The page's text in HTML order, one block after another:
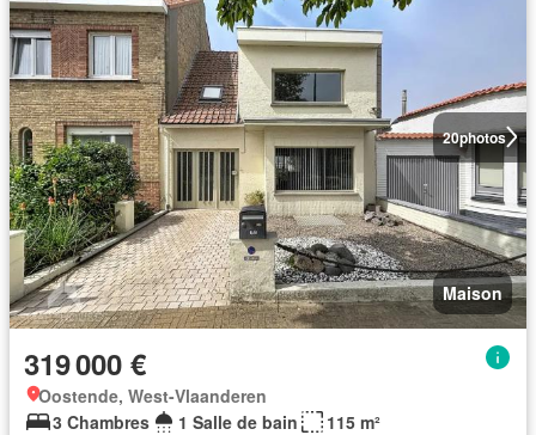
20photos
Maison
319 000 €
Oostende, West-Vlaanderen
3 Chambres
1 Salle de bain
115 m²